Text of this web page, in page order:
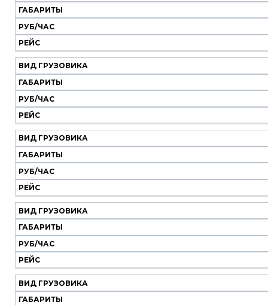
ГАБАРИТЫ
РУБ/ЧАС
РЕЙС
ВИД ГРУЗОВИКА
ГАБАРИТЫ
РУБ/ЧАС
РЕЙС
ВИД ГРУЗОВИКА
ГАБАРИТЫ
РУБ/ЧАС
РЕЙС
ВИД ГРУЗОВИКА
ГАБАРИТЫ
РУБ/ЧАС
РЕЙС
ВИД ГРУЗОВИКА
ГАБАРИТЫ